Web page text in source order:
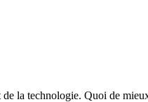
de la technologie. Quoi de